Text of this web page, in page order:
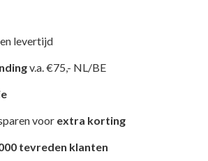
levertijd
v.a. €75,- NL/BE
voor extra korting
tevreden klanten